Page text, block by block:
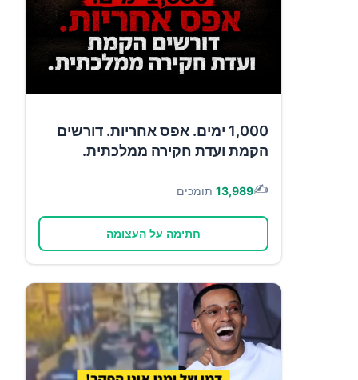
1,000 ימים. אפס אחריות. דורשים
הקמת ועדת חקירה ממלכתית.
✍️
13,989 תומכים
חתימה על העצומה